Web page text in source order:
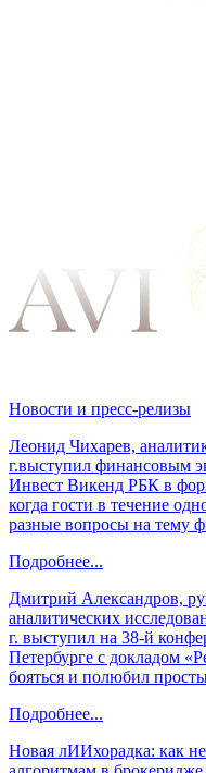
Новости и пресс-релизы
Леонид Чихарев,
г.выступил финансовым
Инвест Викенд РБК в
когда гости в течение
разные вопросы на тему
Подробнее...
Дмитрий Александров,
аналитических
г. выступил на 38-й
Петербурге с докладом
бояться и полюбил
Подробнее...
Новая лИИхорадка: как не